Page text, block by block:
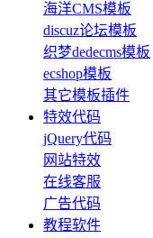
海洋CMS模板
discuz论坛模板
织梦dedecms模板
ecshop模板
其它模板插件
特效代码
jQuery代码
网站特效
在线客服
广告代码
教程软件